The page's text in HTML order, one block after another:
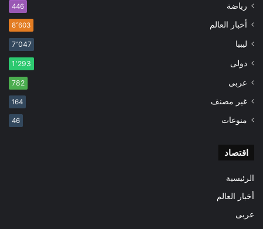
رياضة 446
أخبار العالم 8٬603
ليبيا 7٬047
دولى 1٬293
عربى 782
غير مصنف 164
منوعات 46
اقتصاد
الرئيسية
أخبار العالم
عربى